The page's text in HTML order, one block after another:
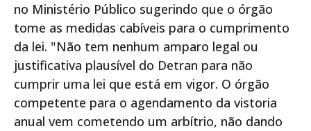
no Ministério Público sugerindo que o órgão
tome as medidas cabíveis para o cumprimento
da lei. "Não tem nenhum amparo legal ou
justificativa plausível do Detran para não
cumprir uma lei que está em vigor. O órgão
competente para o agendamento da vistoria
anual vem cometendo um arbítrio, não dando